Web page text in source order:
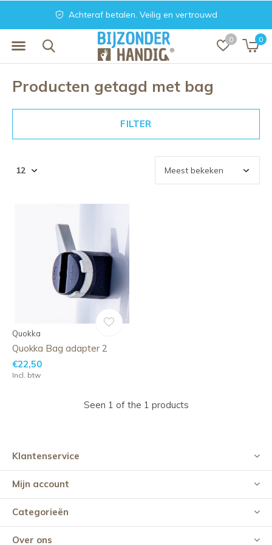
0 0
Achteraf betalen. Veilig en vertrouwd
Producten getagd met bag
FILTER
Quokka
Quokka Bag adapter 2
€22,50
Incl. btw
Seen 1 of the 1 products
Klantenservice
Mijn account
Categorieën
Over ons